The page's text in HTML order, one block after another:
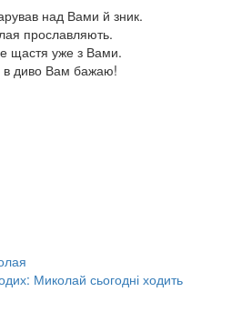
над Вами й зник.
прославляють.
щастя уже з Вами.
в диво Вам бажаю!
Миколай сьогодні ходить